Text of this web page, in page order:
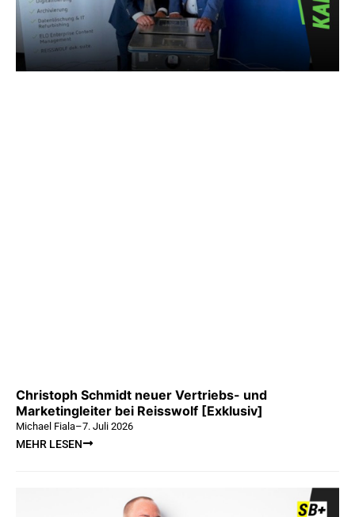
Christoph Schmidt neuer Vertriebs- und
Marketingleiter bei Reisswolf [Exklusiv]
Michael Fiala–7. Juli 2026
MEHR LESEN